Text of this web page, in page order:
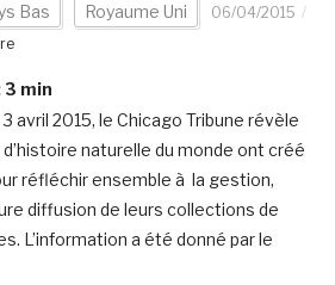
Bas Royaume Uni
06/04/2015
3 min
avril 2015, le Chicago Tribune révèle
naturelle du monde ont créé
réfléchir ensemble à la gestion,
diffusion de leurs collections de
L’information a été donné par le